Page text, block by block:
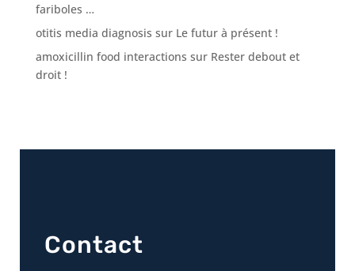
fariboles …
otitis media diagnosis sur Le futur à présent !
amoxicillin food interactions sur Rester debout et
droit !
Contact